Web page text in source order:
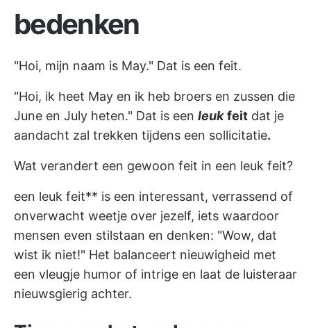
bedenken
"Hoi, mijn naam is May." Dat is een feit.
"Hoi, ik heet May en ik heb broers en zussen die
June en July heten." Dat is een leuk feit dat je
aandacht zal trekken tijdens een sollicitatie.
Wat verandert een gewoon feit in een leuk feit?
een leuk feit** is een interessant, verrassend of
onverwacht weetje over jezelf, iets waardoor
mensen even stilstaan en denken: "Wow, dat
wist ik niet!" Het balanceert nieuwigheid met
een vleugje humor of intrige en laat de luisteraar
nieuwsgierig achter.